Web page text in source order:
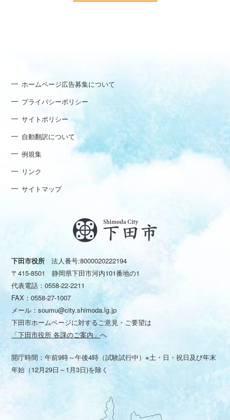
ホームページ広告募集について
プライバシーポリシー
サイトポリシー
自動翻訳について
例規集
リンク
サイトマップ
下田市役所 法人番号:8000020222194
〒415-8501 静岡県下田市河内101番地の1
代表電話：0558-22-2211
FAX：0558-27-1007
メール：soumu@city.shimoda.lg.jp
下田市ホームページに対するご意見・ご要望は
「下田市役所 各課のご案内」へ
開庁時間：午前9時～午後4時（試験試行中）※土・日・祝日及び年末
年始（12月29日～1月3日)を除く